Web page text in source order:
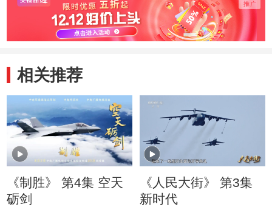
相关推荐
《制胜》 第4集 空天
砺剑
《人民大街》 第3集
新时代